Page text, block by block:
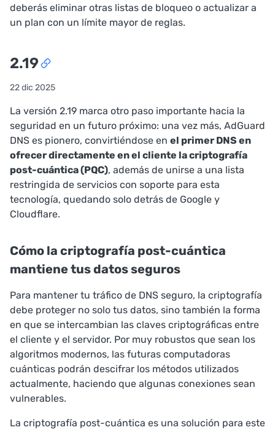
deberás eliminar otras listas de bloqueo o actualizar a
un plan con un límite mayor de reglas.
2.19
22 dic 2025
La versión 2.19 marca otro paso importante hacia la
seguridad en un futuro próximo: una vez más, AdGuard
DNS es pionero, convirtiéndose en el primer DNS en
ofrecer directamente en el cliente la criptografía
post-cuántica (PQC), además de unirse a una lista
restringida de servicios con soporte para esta
tecnología, quedando solo detrás de Google y
Cloudflare.
Cómo la criptografía post-cuántica
mantiene tus datos seguros
Para mantener tu tráfico de DNS seguro, la criptografía
debe proteger no solo tus datos, sino también la forma
en que se intercambian las claves criptográficas entre
el cliente y el servidor. Por muy robustos que sean los
algoritmos modernos, las futuras computadoras
cuánticas podrán descifrar los métodos utilizados
actualmente, haciendo que algunas conexiones sean
vulnerables.
La criptografía post-cuántica es una solución para este